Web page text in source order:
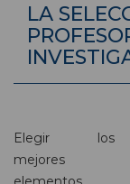
LA
Elegir los
mejores